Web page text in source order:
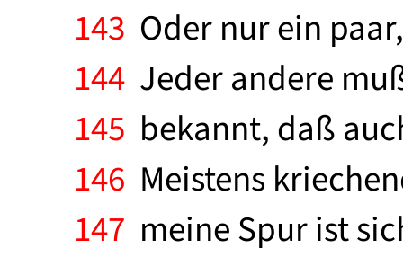
143 Oder nur ein
144 Jeder andere
145 bekannt, daß
146 Meistens
147 meine Spur ist